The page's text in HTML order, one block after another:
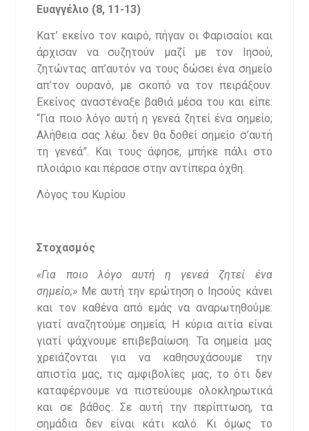
Ευαγγέλιο (8, 11-13)
Κατ’ εκείνο τον καιρό, πήγαν οι Φαρισαίοι και
άρχισαν να συζητούν μαζί με τον Ιησού,
ζητώντας απ’αυτόν να τους δώσει ένα σημείο
απ’τον ουρανό, με σκοπό να τον πειράξουν.
Εκείνος αναστέναξε βαθιά μέσα του και είπε:
“Για ποιο λόγο αυτή η γενεά ζητεί ένα σημείο;
Αλήθεια σας λέω: δεν θα δοθεί σημείο σ’αυτή
τη γενεά”. Και τους άφησε, μπήκε πάλι στο
πλοιάριο και πέρασε στην αντίπερα όχθη.
Λόγος του Κυρίου
Στοχασμός
«Για ποιο λόγο αυτή η γενεά ζητεί ένα
σημείο;» Με αυτή την ερώτηση ο Ιησούς κάνει
και τον καθένα από εμάς να αναρωτηθούμε:
γιατί αναζητούμε σημεία; Η κύρια αιτία είναι
γιατί ψάχνουμε επιβεβαίωση. Τα σημεία μας
χρειάζονται για να καθησυχάσουμε την
απιστία μας, τις αμφιβολίες μας, το ότι δεν
καταφέρνουμε να πιστεύουμε ολοκληρωτικά
και σε βάθος. Σε αυτή την περίπτωση, τα
σημάδια δεν είναι κάτι καλό. Κι όμως το